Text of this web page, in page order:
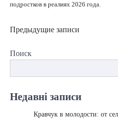
подростков в реалиях 2026 года.
Навигация
записям
Предыдущие записи
Поиск
Недавні записи
Кравчук в молодости: от